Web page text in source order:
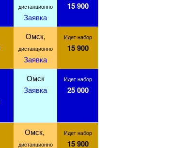
дистанционно
Заявка
15 900
Омск,
дистанционно
Заявка
Идет набор
15 900
Омск
Заявка
Идет набор
25 000
Омск,
дистанционно
Идет набор
15 900